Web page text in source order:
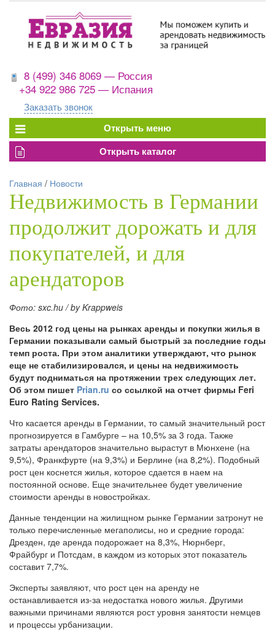
8 (499) 346 8069 — Россия
+34 922 986 725 — Испания
Заказать звонок
Главная / Новости
Недвижимость в Германии
продолжит дорожать и для
покупателей, и для
арендаторов
Фото: sxc.hu / by Krappweis
Весь 2012 год цены на рынках аренды и покупки жилья в
Германии показывали самый быстрый за последние годы
темп роста. При этом аналитики утверждают, что рынок
еще не стабилизировался, и цены на недвижимость
будут подниматься на протяжении трех следующих лет.
Об этом пишет Prian.ru со ссылкой на отчет фирмы Feri
Euro Rating Services.
Что касается аренды в Германии, то самый значительный рост
прогнозируется в Гамбурге – на 10,5% за 3 года. Также
затраты арендаторов значительно вырастут в Мюнхене (на
9,5%), Франкфурте (на 9,3%) и Берлине (на 8,2%). Подобный
рост цен коснется жилья, которое сдается в наем на
постоянной основе. Еще значительнее будет увеличение
стоимости аренды в новостройках.
Данные тенденции на жилищном рынке Германии затронут не
только перечисленные мегаполисы, но и средние города:
Дрезден, где аренда подорожает на 8,3%, Нюрнберг,
Фрайбург и Потсдам, в каждом из которых этот показатель
составит 7,7%.
Эксперты заявляют, что рост цен на аренду не
останавливается из-за недостатка нового жилья. Другими
важными причинами являются рост уровня занятости немцев
и процессы урбанизации.